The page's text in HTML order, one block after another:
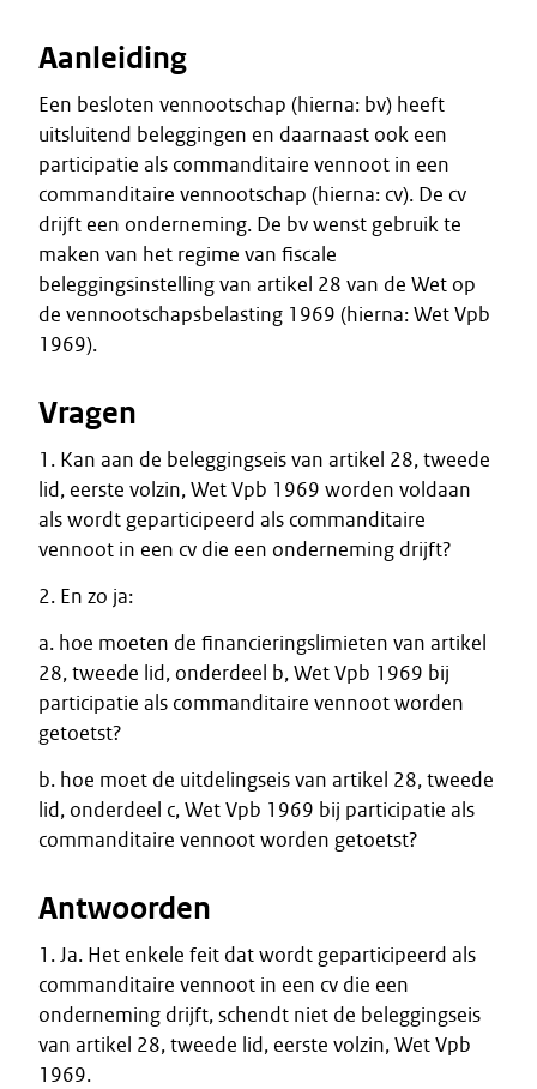
Aanleiding
Een besloten vennootschap (hierna: bv) heeft
uitsluitend beleggingen en daarnaast ook een
participatie als commanditaire vennoot in een
commanditaire vennootschap (hierna: cv). De cv
drijft een onderneming. De bv wenst gebruik te
maken van het regime van fiscale
beleggingsinstelling van artikel 28 van de Wet op
de vennootschapsbelasting 1969 (hierna: Wet Vpb
1969).
Vragen
1. Kan aan de beleggingseis van artikel 28, tweede
lid, eerste volzin, Wet Vpb 1969 worden voldaan
als wordt geparticipeerd als commanditaire
vennoot in een cv die een onderneming drijft?
2. En zo ja:
a. hoe moeten de financieringslimieten van artikel
28, tweede lid, onderdeel b, Wet Vpb 1969 bij
participatie als commanditaire vennoot worden
getoetst?
b. hoe moet de uitdelingseis van artikel 28, tweede
lid, onderdeel c, Wet Vpb 1969 bij participatie als
commanditaire vennoot worden getoetst?
Antwoorden
1. Ja. Het enkele feit dat wordt geparticipeerd als
commanditaire vennoot in een cv die een
onderneming drijft, schendt niet de beleggingseis
van artikel 28, tweede lid, eerste volzin, Wet Vpb
1969.